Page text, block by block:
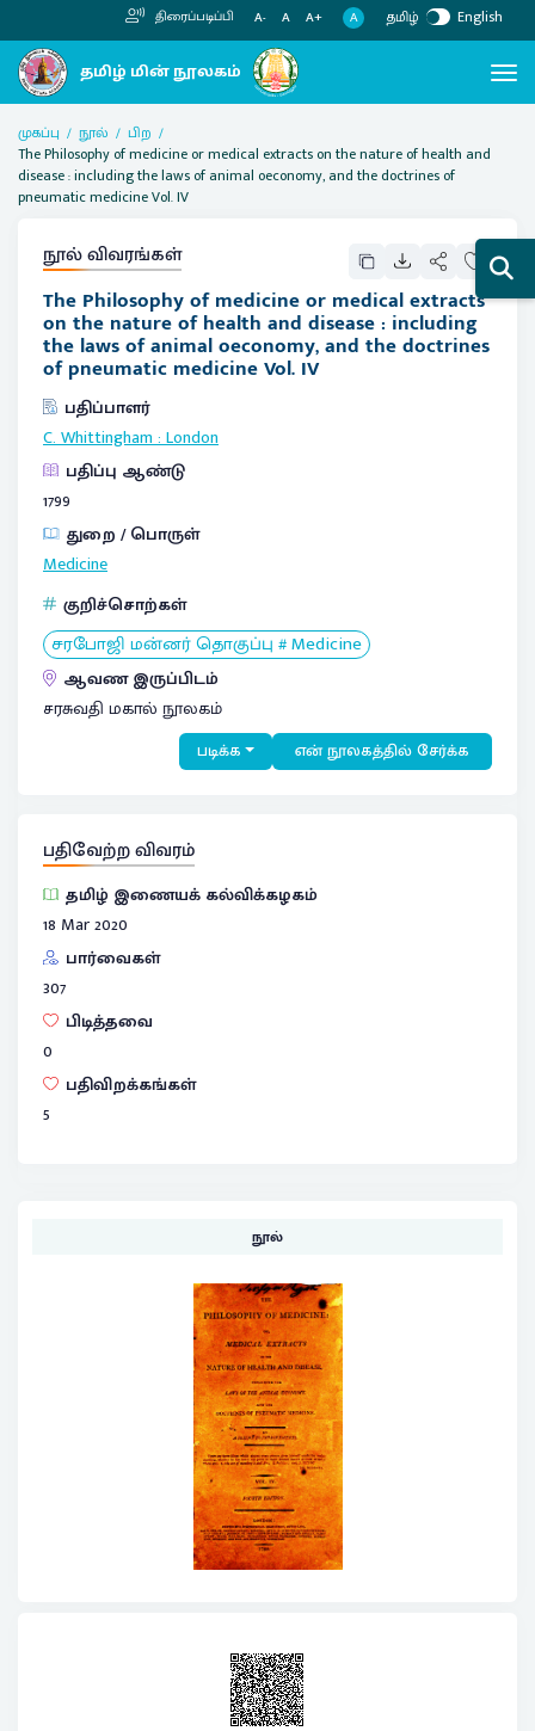
திரைப்படிப்பி A- A A+ A தமிழ் English
முகப்பு நூல்
பிற
The Philosophy of medicine or medical extracts on the nature of health and
disease : including the laws of animal oeconomy, and the doctrines of
pneumatic medicine Vol. IV
நூல் விவரங்கள்
The Philosophy of medicine or medical extracts
on the nature of health and disease : including
the laws of animal oeconomy, and the doctrines
of pneumatic medicine Vol. IV
பதிப்பாளர்
C. Whittingham:London
பதிப்பு ஆண்டு
1799
துறை / பொருள்
Medicine
குறிச்சொற்கள்
சரபோஜி மன்னர் தொகுப்பு # Medicine
ஆவண இருப்பிடம்
சரசுவதி மகால் நூலகம்
படிக்க என் நூலகத்தில் சேர்க்க
பதிவேற்ற விவரம்
தமிழ் இணையக் கல்விக்கழகம்
18 Mar 2020
பார்வைகள்
307
பிடித்தவை
0
பதிவிறக்கங்கள்
5
நூல்